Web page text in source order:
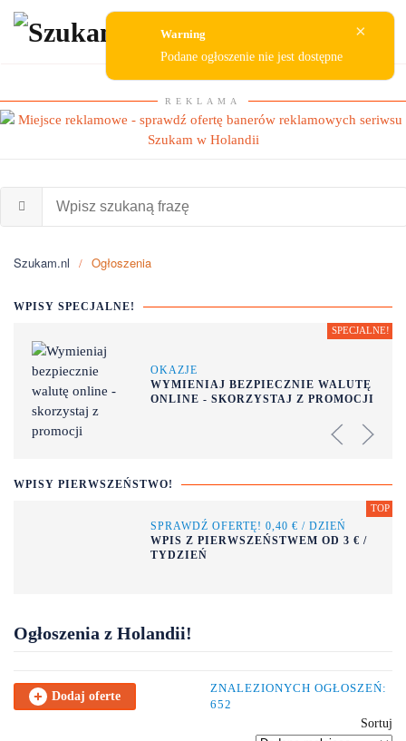
Przejdź do głównej treści
REKLAMA
Szukam.nl Ogłoszenia
WPISY SPECJALNE!
OKAZJE
WYMIENIAJ BEZPIECZNIE WALUTĘ
ONLINE - SKORZYSTAJ Z PROMOCJI
WPISY PIERWSZEŃSTWO!
SPRAWDŹ OFERTĘ! 0,40 € / DZIEŃ
WPIS Z PIERWSZEŃSTWEM OD 3 € /
TYDZIEŃ
Ogłoszenia z Holandii!
Dodaj oferte
ZNALEZIONYCH OGŁOSZEŃ:
652
Sortuj
×
Warning
Podane ogłoszenie nie jest dostępne